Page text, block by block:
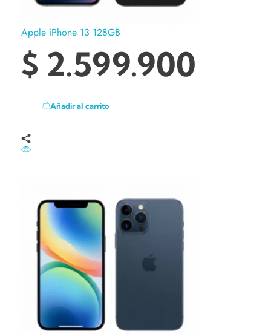
Apple iPhone 13 128GB
$ 2.599.900
Añadir al carrito